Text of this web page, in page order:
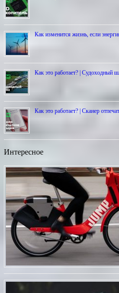
Как изменится жизнь, если
Как это работает? | Cудоходный
Как это работает? | Сканер
Интересное